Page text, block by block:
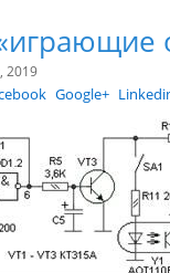
2019
Google+